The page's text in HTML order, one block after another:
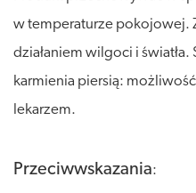
w temperaturze pokojowej.
działaniem wilgoci i
karmienia piersią:
lekarzem.
Przeciwwskazania: